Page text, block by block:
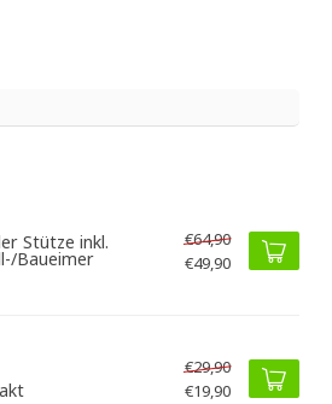
Stütze inkl.
Baueimer
€64,90
€49,90
€29,90
€19,90